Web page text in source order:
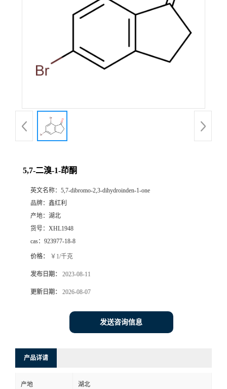
5,7-二溴-1-茚酮
英文名称： 5,7-dibromo-2,3-dihydroinden-1-one
品牌： 鑫红利
产地： 湖北
货号： XHL1948
cas： 923977-18-8
价格： ￥1/千克
发布日期： 2023-08-11
更新日期： 2026-08-07
发送咨询信息
产品详请
产地 湖北